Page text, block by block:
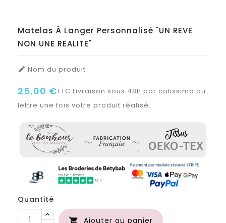
Matelas À Langer Personnalisé "UN REVE
NON UNE REALITE"
 Nom du produit
25,00 €TTC Livraison sous 48h par colissimo ou
lettre une fois votre produit réalisé.
Quantité
 Ajouter au panier